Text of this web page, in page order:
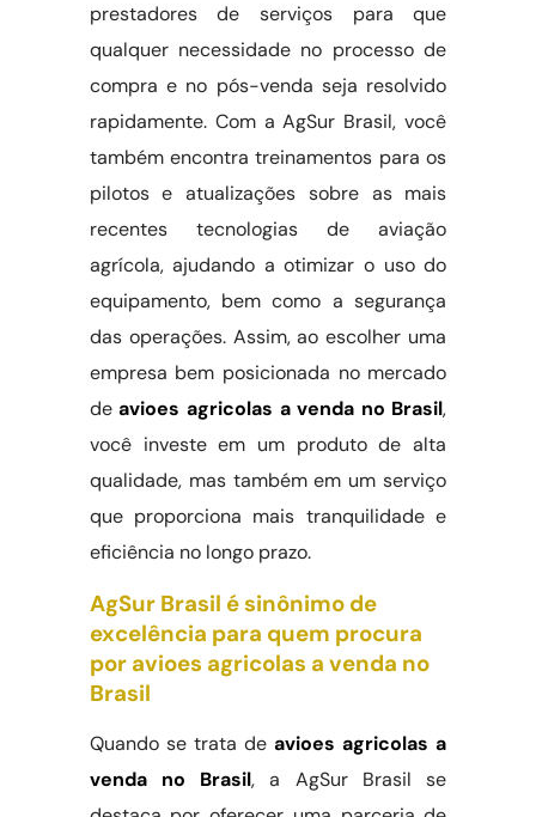
prestadores de serviços para que
qualquer necessidade no processo de
compra e no pós-venda seja resolvido
rapidamente. Com a AgSur Brasil, você
também encontra treinamentos para os
pilotos e atualizações sobre as mais
recentes tecnologias de aviação
agrícola, ajudando a otimizar o uso do
equipamento, bem como a segurança
das operações. Assim, ao escolher uma
empresa bem posicionada no mercado
deavioes agricolas a venda no Brasil,
você investe em um produto de alta
qualidade, mas também em um serviço
que proporciona mais tranquilidade e
eficiência no longo prazo.
AgSur Brasil é sinônimo de
excelência para quem procura
por avioes agricolas a venda no
Brasil
Quando se trata deavioes agricolas a
venda no Brasil, a AgSur Brasil se